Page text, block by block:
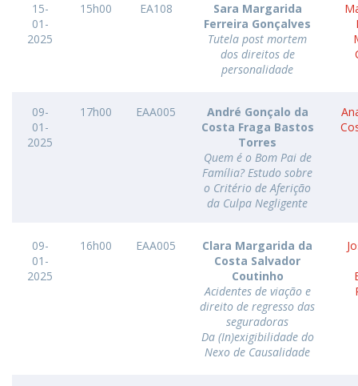
15-
01-
2025
15h00 EA108
Sara Margarida
Ferreira Gonçalves
Tutela post mortem
dos direitos de
personalidade
09-
01-
2025
17h00 EAA005
André Gonçalo da
Costa Fraga Bastos
Torres
Quem é o Bom Pai de
Família? Estudo sobre
o Critério de Aferição
da Culpa Negligente
09-
01-
2025
16h00 EAA005
Clara Margarida da
Costa Salvador
Coutinho
Acidentes de viação e
direito de regresso das
seguradoras
Da (In)exigibilidade do
Nexo de Causalidade